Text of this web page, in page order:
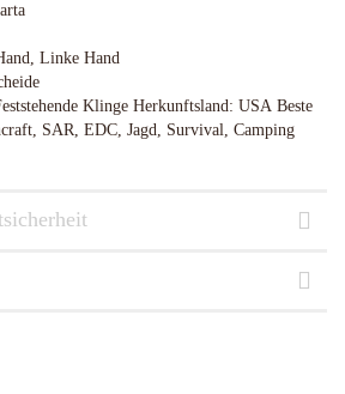
Linke Hand
Klinge Herkunftsland: USA Beste
SAR, EDC, Jagd, Survival, Camping